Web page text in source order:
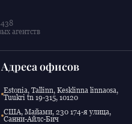
агентств
Адреса офисов
Estonia, Tallinn, Kesklinna linnaosa,
Tuukri tn 19-315, 10120
США, Майами, 230 174-я улица,
Санни-Айлс-Бич